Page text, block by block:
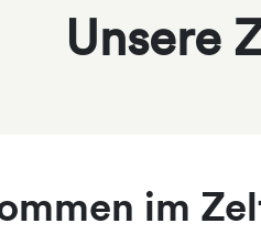
Unsere
im